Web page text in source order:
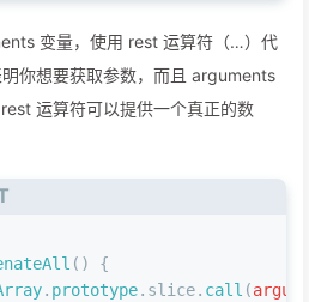
变量，使用 rest 运算符（…）代
你想要获取参数，而且 arguments
运算符可以提供一个真正的数
( ) {
. prototype. slice. call (